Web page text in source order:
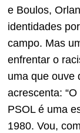
e Boulos,
identidades
campo. Mas
enfrentar o
uma que ouve
acrescenta:
PSOL é uma
1980. Vou,